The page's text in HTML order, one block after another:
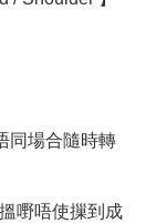
同場合隨時轉
嘢唔使摷到成